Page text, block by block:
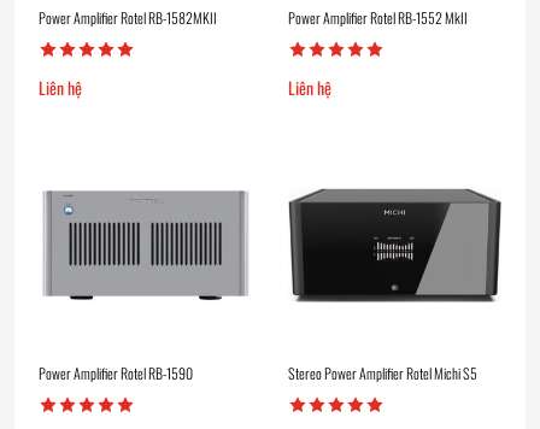
Power Amplifier Rotel RB-1582MKII
Liên hệ
Power Amplifier Rotel RB-1552 MkII
Liên hệ
Power Amplifier Rotel RB-1590 Stereo Power Amplifier Rotel Michi S5